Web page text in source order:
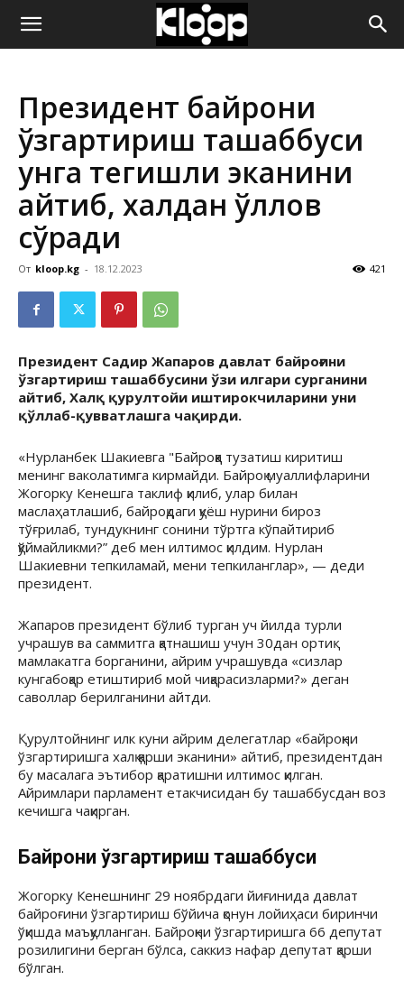
ҚИРҒИЗИСТОН
ЯНГИЛИКЛАРИ
Президент байроқни
ўзгартириш ташаббуси
унга тегишли эканини
айтиб, халқдан қўллов
сўради
От kloop.kg - 18.12.2023 421
Президент Садир Жапаров давлат байроғини
ўзгартириш ташаббусини ўзи илгари сурганини
айтиб, Халқ қурултойи иштирокчиларини уни
қўллаб-қувватлашга чақирди.
«Нурланбек Шакиевга "Байроққа тузатиш киритиш
менинг ваколатимга кирмайди. Байроқ муаллифларини
Жогорку Кенешга таклиф қилиб, улар билан
маслаҳатлашиб, байроқдаги қуёш нурини бироз
тўғрилаб, тундукнинг сонини тўртга кўпайтириб
қўймайликми?” деб мен илтимос қилдим. Нурлан
Шакиевни тепкиламай, мени тепкиланглар», — деди
президент.
Жапаров президент бўлиб турган уч йилда турли
учрашув ва саммитга қатнашиш учун 30дан ортиқ
мамлакатга борганини, айрим учрашувда «сизлар
кунгабоқар етиштириб мой чиқарасизларми?» деган
саволлар берилганини айтди.
Қурултойнинг илк куни айрим делегатлар «байроқни
ўзгартиришга халқ қарши эканини» айтиб, президентдан
бу масалага эътибор қаратишни илтимос қилган.
Айримлари парламент етакчисидан бу ташаббусдан воз
кечишга чақирган.
Байроқни ўзгартириш ташаббуси
Жогорку Кенешнинг 29 ноябрдаги йиғинида давлат
байроғини ўзгартириш бўйича қонун лойиҳаси биринчи
ўқишда маъқулланган. Байроқни ўзгартиришга 66 депутат
розилигини берган бўлса, саккиз нафар депутат қарши
бўлган.